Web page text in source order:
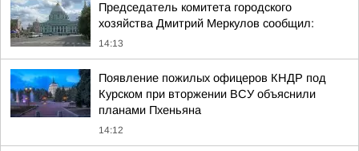
Председатель комитета городского
хозяйства Дмитрий Меркулов сообщил:
14:13
Появление пожилых офицеров КНДР под
Курском при вторжении ВСУ объяснили
планами Пхеньяна
14:12